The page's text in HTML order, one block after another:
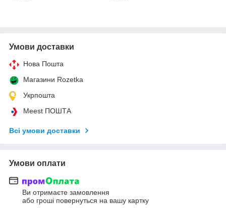
Умови доставки
Нова Пошта
Магазини Rozetka
Укрпошта
Meest ПОШТА
Всі умови доставки
Умови оплати
Ви отримаєте замовлення
або гроші повернуться на вашу картку